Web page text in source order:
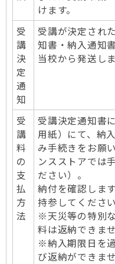
けます。
受
講
決
定
通
知
受講が決定され
知書・納入通知
当校から発送しま
受
講
料
の
支
払
方
法
受講決定通知書
用紙）にて、納
み手続きをお願
ンスストアでは
ださい）。
納付を確認しま
持参してください
※天災等の特別
料は返納できませ
※納入期限日を
び返納ができま